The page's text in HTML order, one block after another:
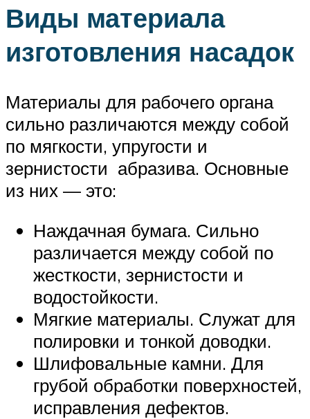
Виды материала
изготовления насадок
Материалы для рабочего органа
сильно различаются между собой
по мягкости, упругости и
зернистости абразива. Основные
из них — это:
Наждачная бумага. Сильно
различается между собой по
жесткости, зернистости и
водостойкости.
Мягкие материалы. Служат для
полировки и тонкой доводки.
Шлифовальные камни. Для
грубой обработки поверхностей,
исправления дефектов.